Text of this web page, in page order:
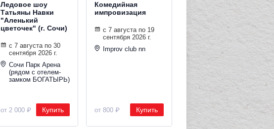
Ледовое шоу
Татьяны Навки
"Аленький
цветочек" (г. Сочи)
с 7 августа по 30
сентября 2026 г.
Сочи Парк Арена
(рядом с отелем-
замком БОГАТЫРЬ)
от 2 000 ₽ Купить
Комедийная
импровизация
с 7 августа по 19
сентября 2026 г.
Improv club nn
от 800 ₽ Купить
Интерактивное
шоу-концерт с
вовлечением
зрителей "За
молодых!"
с 7 по 21 августа
2026 г.
Клуб
"GLASTONBERRY"
от 2 500 ₽ Купить